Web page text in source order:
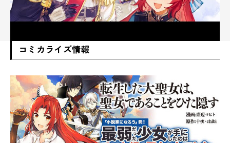
コミカライズ情報